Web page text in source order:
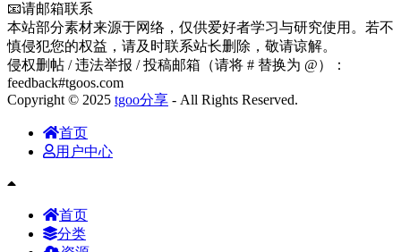
📧请邮箱联系
本站部分素材来源于网络，仅供爱好者学习与研究使用。若不
慎侵犯您的权益，请及时联系站长删除，敬请谅解。
侵权删帖 / 违法举报 / 投稿邮箱（请将 # 替换为 @）：
feedback#tgoos.com
Copyright © 2025 tgoo分享 - All Rights Reserved.
首页
用户中心
首页
分类